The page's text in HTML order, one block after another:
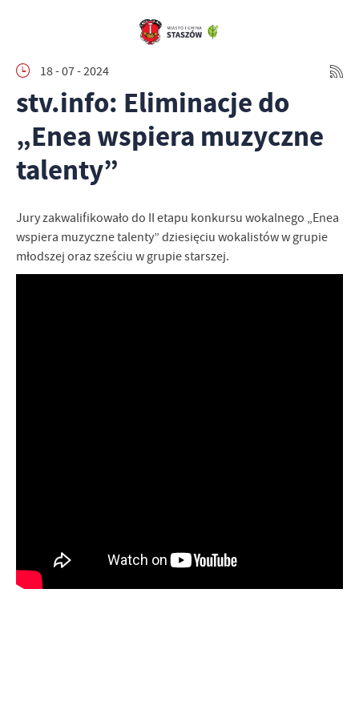
18 - 07 - 2024
stv.info: Eliminacje do
„Enea wspiera muzyczne
talenty”
Jury zakwalifikowało do II etapu konkursu wokalnego „Enea
wspiera muzyczne talenty” dziesięciu wokalistów w grupie
młodszej oraz sześciu w grupie starszej.